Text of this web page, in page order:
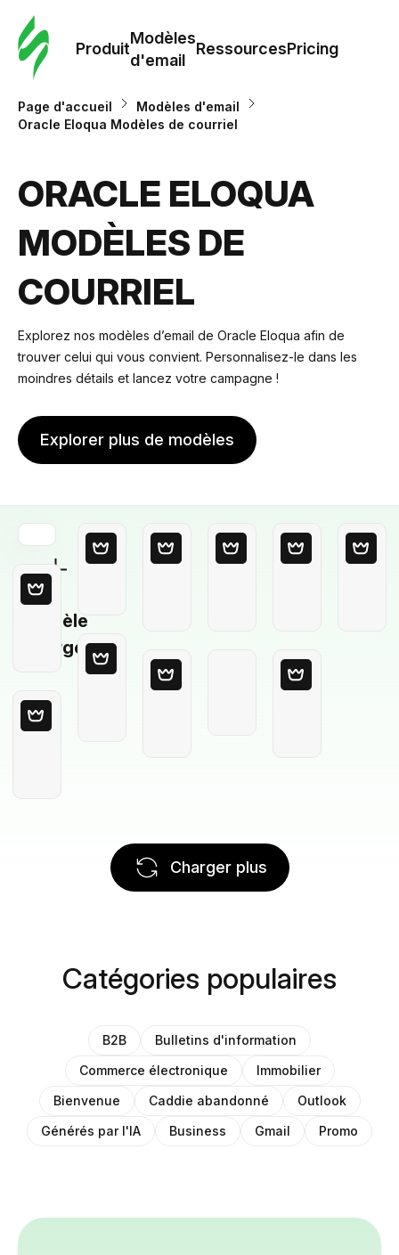
Produit
Modèles
d'email
RessourcesPricing
Page d'accueil
Modèles d'email
Oracle Eloqua Modèles de courriel
ORACLE ELOQUA
MODÈLES DE
COURRIEL
Explorez nos modèles d’email de Oracle Eloqua afin de
trouver celui qui vous convient. Personnalisez-le dans les
moindres détails et lancez votre campagne !
Explorer plus de modèles
Modèle
Vierge
Charger plus
Catégories populaires
B2B
Bulletins d'information
Commerce électronique
Immobilier
Bienvenue
Caddie abandonné
Outlook
Générés par l'IA
Business Gmail Promo